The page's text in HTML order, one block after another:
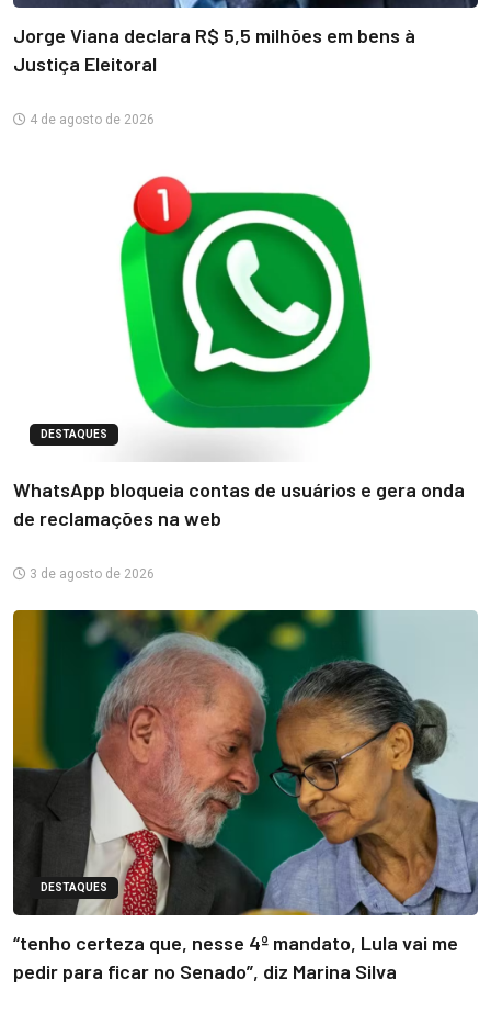
Jorge Viana declara R$ 5,5 milhões em bens à
Justiça Eleitoral
4 de agosto de 2026
DESTAQUES
WhatsApp bloqueia contas de usuários e gera onda
de reclamações na web
3 de agosto de 2026
DESTAQUES
“tenho certeza que, nesse 4º mandato, Lula vai me
pedir para ficar no Senado”, diz Marina Silva